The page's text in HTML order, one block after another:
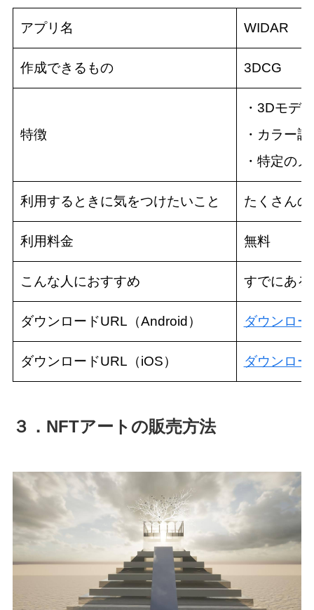
アプリ名 WIDAR
作成できるもの 3DCG
特徴
・3Dモデ
・カラー
・特定の
利用するときに気をつけたいこと たくさん
利用料金 無料
こんな人におすすめ すでにあ
ダウンロードURL（Android） ダウンロ
ダウンロードURL（iOS） ダウンロ
３．NFTアートの販売方法